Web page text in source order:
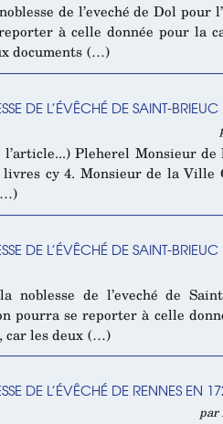
de l’eveché de Dol pour
à celle donnée pour la
documents (…)
DE L’ÉVÊCHÉ DE SAINT-
Pleherel Monsieur de
livres cy 4. Monsieur de la
DE L’ÉVÊCHÉ DE SAINT-
de l’eveché de
pourra se reporter à celle
car les deux (…)
DE L’ÉVÊCHÉ DE RENNES EN
par